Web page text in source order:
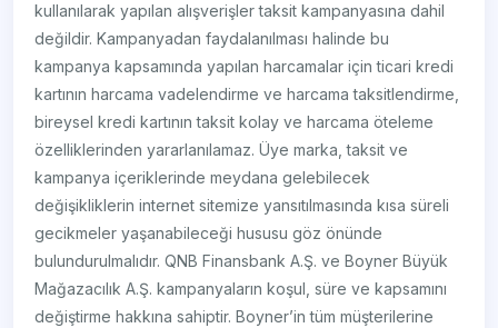
kullanılarak yapılan alışverişler taksit kampanyasına dahil
değildir. Kampanyadan faydalanılması halinde bu
kampanya kapsamında yapılan harcamalar için ticari kredi
kartının harcama vadelendirme ve harcama taksitlendirme,
bireysel kredi kartının taksit kolay ve harcama öteleme
özelliklerinden yararlanılamaz. Üye marka, taksit ve
kampanya içeriklerinde meydana gelebilecek
değişikliklerin internet sitemize yansıtılmasında kısa süreli
gecikmeler yaşanabileceği hususu göz önünde
bulundurulmalıdır. QNB Finansbank A.Ş. ve Boyner Büyük
Mağazacılık A.Ş. kampanyaların koşul, süre ve kapsamını
değiştirme hakkına sahiptir. Boyner’in tüm müşterilerine